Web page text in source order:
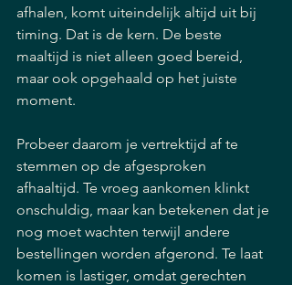
afhalen, komt uiteindelijk altijd uit bij
timing. Dat is de kern. De beste
maaltijd is niet alleen goed bereid,
maar ook opgehaald op het juiste
moment.
Probeer daarom je vertrektijd af te
stemmen op de afgesproken
afhaaltijd. Te vroeg aankomen klinkt
onschuldig, maar kan betekenen dat je
nog moet wachten terwijl andere
bestellingen worden afgerond. Te laat
komen is lastiger, omdat gerechten